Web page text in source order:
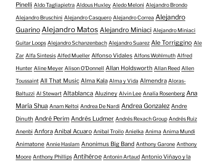
Pinelli Aldo Tagliapietra Aldous Huxley Aledo Meloni Alejandro Brondo
Alejandro Bruschini Alejandro Casquero Alejandro Correa Alejandro
Guarino Alejandro Matos Alejandro Miniaci Alejandro Miniaci
Guitar Loops Alejandro Schanzenbach Alejandro Suarez Ale Torriggino Ale
Zar Alfa Sintesis Alfed Mueller Alfonso Vidales Alfons Wohlmuth Alfred
Hunter Aline Meyer Alison O​’​Donnell Allan Holdsworth Allan Reed Allen
Toussaint All That Music Alma Kala Alma y Vida Almendra Aloras-
Baltuzzi Al Stewart Altablanca Aluziney Alvin Lee Analía Rosenberg Ana
María Shua Anam Keltoi Andrea De Nardi Andrea Gonzalez Andre
Dinuth André Perim Andrés Ludmer Andrés Rexach Group Andrés Ruiz
Anenbi Anfora Anibal Acuaro Anibal Troilo Anielka Anima Anima Mundi
Animatone Annie Haslam Anonimus Big Band Anthony Garone Anthony
Moore Anthony Phillips Antihéroe Antonin Artaud Antonio Viñayo y la